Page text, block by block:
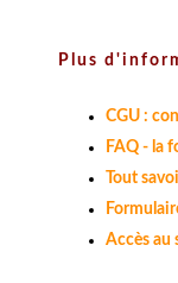
Plus
CGU :
FAQ - la
Tout
Accès au